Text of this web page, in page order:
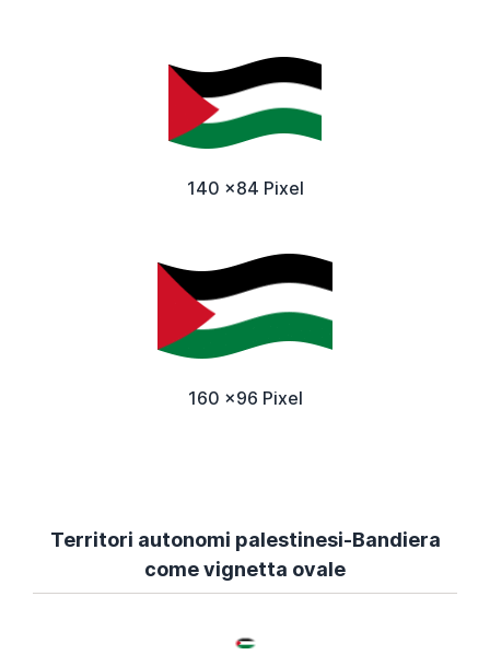
140 x84 Pixel
160 x96 Pixel
Territori autonomi palestinesi-Bandiera
come vignetta ovale